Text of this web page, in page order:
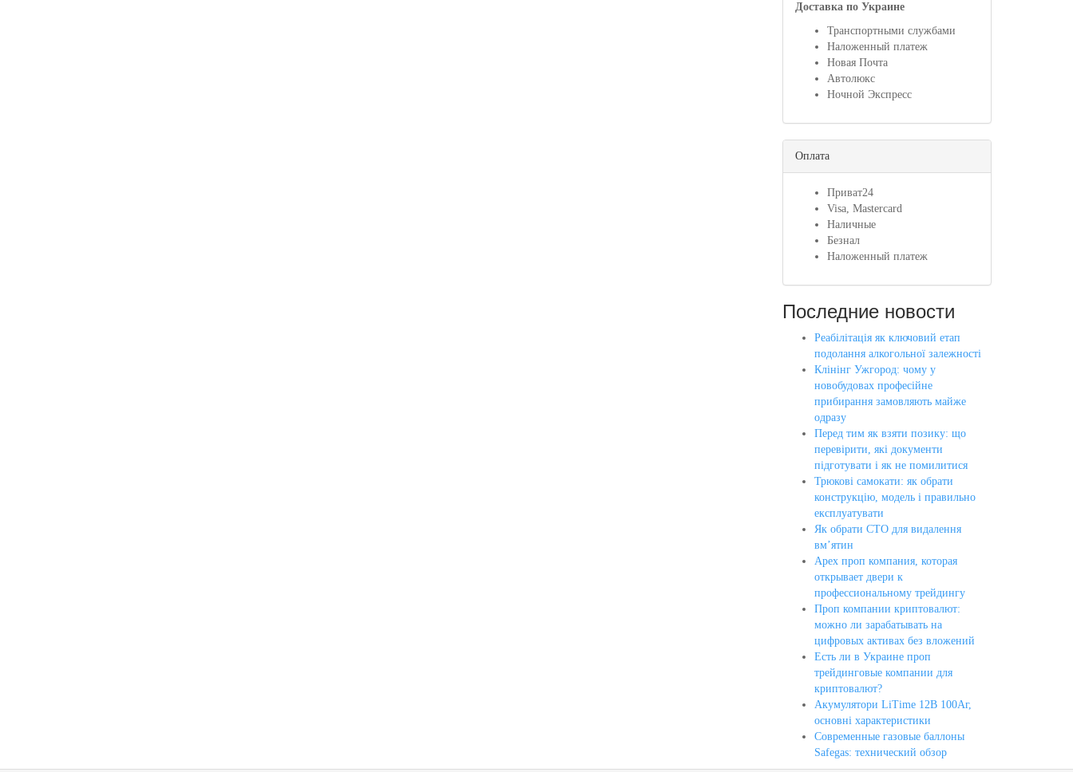
Доставка по Украине
Транспортными службами
Наложенный платеж
Новая Почта
Автолюкс
Ночной Экспресс
Оплата
Приват24
Visa, Mastercard
Наличные
Безнал
Наложенный платеж
Последние новости
Реабілітація як ключовий етап
подолання алкогольної залежності
Клінінг Ужгород: чому у
новобудовах професійне
прибирання замовляють майже
одразу
Перед тим як взяти позику: що
перевірити, які документи
підготувати і як не помилитися
Трюкові самокати: як обрати
конструкцію, модель і правильно
експлуатувати
Як обрати СТО для видалення
вм’ятин
Apex проп компания, которая
открывает двери к
профессиональному трейдингу
Проп компании криптовалют:
можно ли зарабатывать на
цифровых активах без вложений
Есть ли в Украине проп
трейдинговые компании для
криптовалют?
Акумулятори LiTime 12В 100Аг,
основні характеристики
Современные газовые баллоны
Safegas: технический обзор